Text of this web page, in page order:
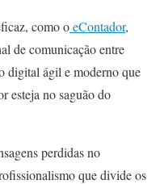
como oeContador,
de comunicação entre
digital ágil e moderno que
esteja no saguão do
perdidas no
que divide os